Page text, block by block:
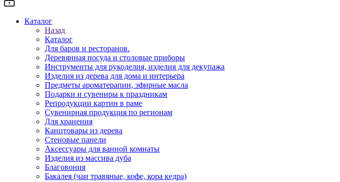
Каталог
Назад
Каталог
Для баров и ресторанов.
Деревянная посуда и столовые приборы
Инструменты для рукоделия, изделия для декупажа
Изделия из дерева для дома и интерьера
Предметы ароматерапии, эфирные масла
Подарки и сувениры к праздникам
Репродукции картин в раме
Сувенирная продукция по регионам
Для хранения
Канцтовары из дерева
Стеновые панели
Аксессуары для ванной комнаты
Изделия из массива дуба
Благовония
Бакалея (чаи травяные, кофе, кора кедра)